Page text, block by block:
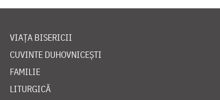
VIAȚA BISERICII
CUVINTE DUHOVNICEȘTI
FAMILIE
LITURGICĂ